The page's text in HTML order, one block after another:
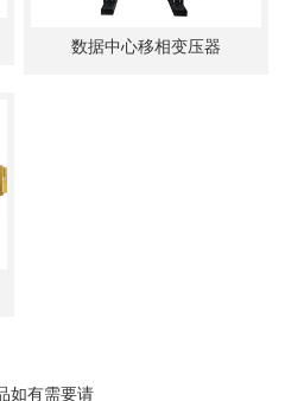
数据中心移相变压器
如有需要请